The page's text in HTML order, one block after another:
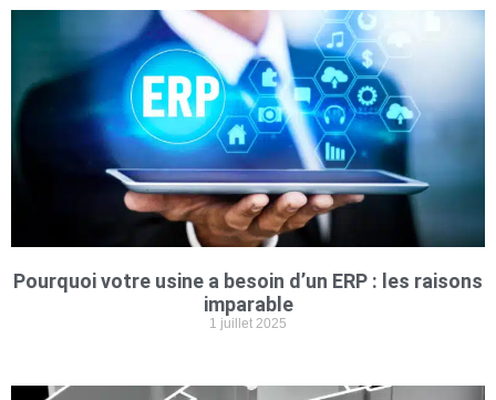
Pourquoi votre usine a besoin d’un ERP : les raisons
imparable
1 juillet 2025